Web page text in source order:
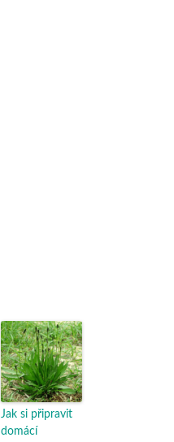
Jak si připravit
domácí